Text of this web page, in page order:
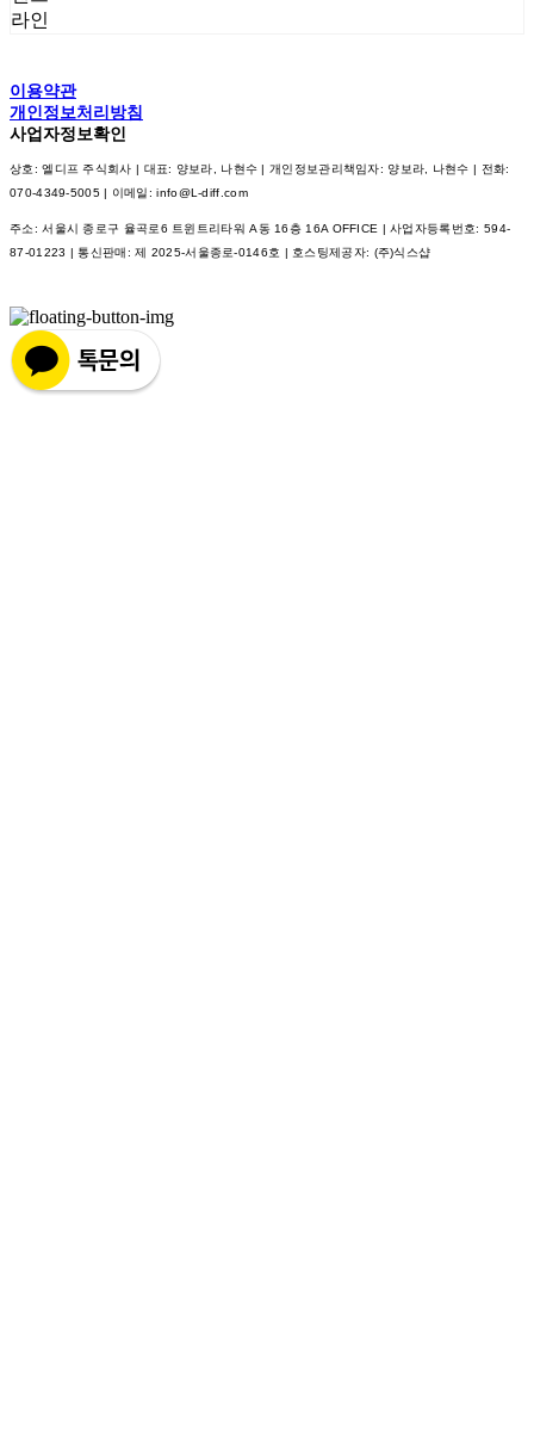
라인
이용약관
개인정보처리방침
사업자정보확인
상호: 엘디프 주식회사 | 대표: 양보라, 나현수 | 개인정보관리책임자: 양보라, 나현수 | 전화:
070-4349-5005 | 이메일: info@L-diff.com
주소: 서울시 종로구 율곡로6 트윈트리타워 A동 16층 16A OFFICE | 사업자등록번호: 594-
87-01223 | 통신판매:제 2025-서울종로-0146호 | 호스팅제공자: (주)식스샵